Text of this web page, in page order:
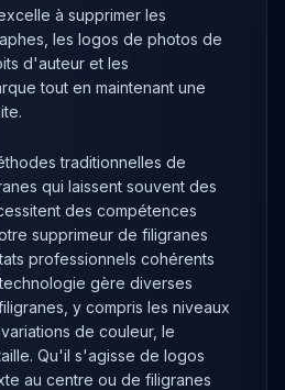
à supprimer les
les logos de photos de
d'auteur et les
tout en maintenant une
traditionnelles de
qui laissent souvent des
des compétences
supprimeur de filigranes
professionnels cohérents
gère diverses
y compris les niveaux
de couleur, le
Qu'il s'agisse de logos
au centre ou de filigranes